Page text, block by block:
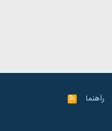
راهنما
R
S